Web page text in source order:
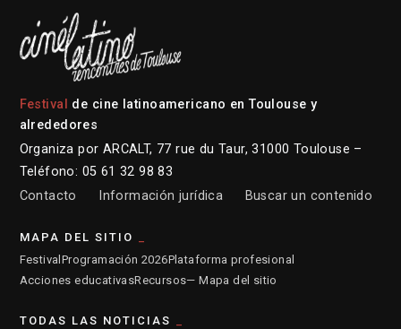
Festival
de cine latinoamericano en Toulouse y
alrededores
Organiza por ARCALT, 77 rue du Taur, 31000 Toulouse –
Teléfono: 05 61 32 98 83
Contacto
Información jurídica Buscar un contenido
MAPA DEL SITIO
Festival Programación 2026Plataforma profesional
Acciones educativasRecursos— Mapa del sitio
TODAS LAS NOTICIAS